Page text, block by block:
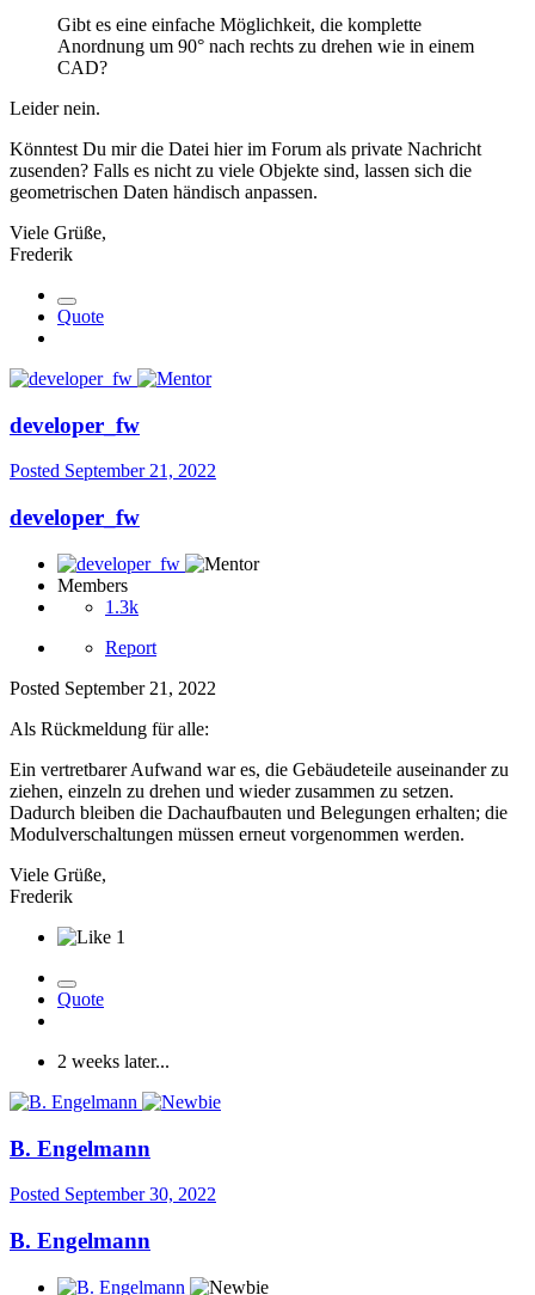
Gibt es eine einfache Möglichkeit, die komplette
Anordnung um 90° nach rechts zu drehen wie in einem
CAD?
Leider nein.
Könntest Du mir die Datei hier im Forum als private Nachricht
zusenden? Falls es nicht zu viele Objekte sind, lassen sich die
geometrischen Daten händisch anpassen.
Viele Grüße,
Frederik
Quote
developer_fw
Posted September 21, 2022
developer_fw
Members
1.3k
Report
Posted September 21, 2022
Als Rückmeldung für alle:
Ein vertretbarer Aufwand war es, die Gebäudeteile auseinander zu
ziehen, einzeln zu drehen und wieder zusammen zu setzen.
Dadurch bleiben die Dachaufbauten und Belegungen erhalten; die
Modulverschaltungen müssen erneut vorgenommen werden.
Viele Grüße,
Frederik
1
Quote
2 weeks later...
B. Engelmann
Posted September 30, 2022
B. Engelmann